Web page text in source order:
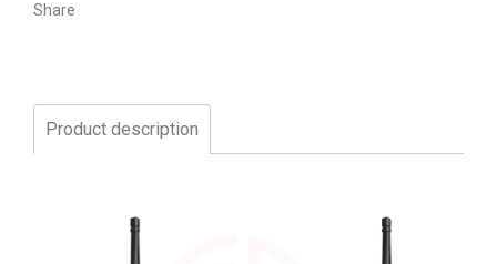
Share
Product description